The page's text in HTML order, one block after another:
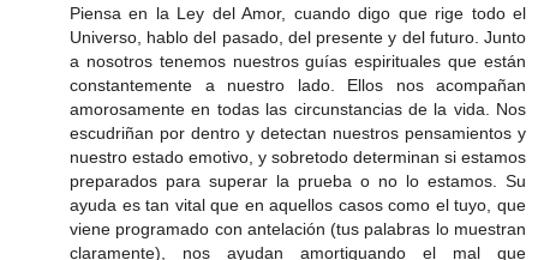
Piensa en la Ley del Amor, cuando digo que rige todo el
Universo, hablo del pasado, del presente y del futuro. Junto
a nosotros tenemos nuestros guías espirituales que están
constantemente a nuestro lado. Ellos nos acompañan
amorosamente en todas las circunstancias de la vida. Nos
escudriñan por dentro y detectan nuestros pensamientos y
nuestro estado emotivo, y sobretodo determinan si estamos
preparados para superar la prueba o no lo estamos. Su
ayuda es tan vital que en aquellos casos como el tuyo, que
viene programado con antelación (tus palabras lo muestran
claramente), nos ayudan amortiguando el mal que